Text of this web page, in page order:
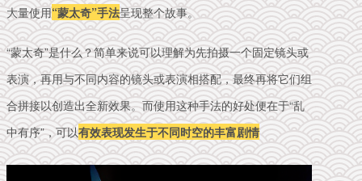
大量使用“蒙太奇”手法呈现整个故事。
“蒙太奇”是什么？简单来说可以理解为先拍摄一个固定镜头或
表演，再用与不同内容的镜头或表演相搭配，最终再将它们组
合拼接以创造出全新效果。而使用这种手法的好处便在于“乱
中有序”，可以有效表现发生于不同时空的丰富剧情